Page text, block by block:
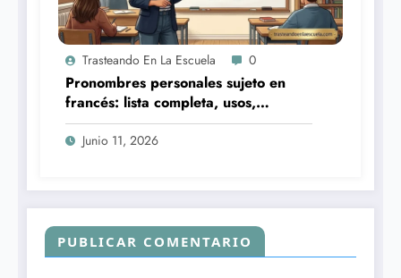
Trasteando En La Escuela 0
Pronombres personales sujeto en
francés: lista completa, usos,
pronunciación y 5 ejercicios
avanzados
Junio 11, 2026
PUBLICAR COMENTARIO